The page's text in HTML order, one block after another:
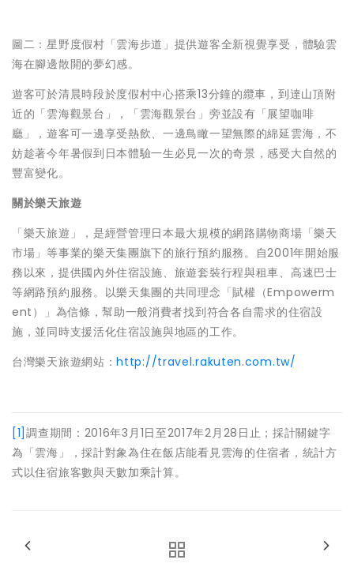
圖二：星野度假村「雲海步道」提供遊客全新視覺享受，體驗雲
海在腳邊散開的夢幻感。
遊客可於清晨時段於度假村中心搭乘13分鐘的纜車，到達山頂附
近的「雲海觀景台」，「雲海觀景台」旁並設有「展望咖啡
廳」，遊客可一邊享受熱飲、一邊鳥瞰一望無際的綿延雲海，不
妨趁著今年暑假到日本體驗一生必見一次的奇景，感受大自然的
豐富變化。
關於樂天旅遊
「樂天旅遊」，是經營管理日本最大規模的網路購物商場「樂天
市場」等事業的樂天集團旗下的旅行預約服務。自2001年開始服
務以來，提供國內外住宿設施、旅遊套裝行程與租車、高速巴士
等網路預約服務。以樂天集團的共同理念「賦權（Empowerm
ent）」為信條，幫助一般消費者找到符合各自需求的住宿設
施，並同時支援活化住宿設施與地區的工作。
台灣樂天旅遊網站：http://travel.rakuten.com.tw/
[1]調查期間：2016年3月1日至2017年2月28日止；採計關鍵字
為「雲海」，採計對象為住在飯店能看見雲海的住宿者，統計方
式以住宿旅客數與天數加乘計算。